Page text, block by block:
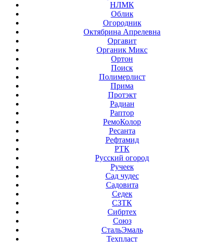
НЛМК
Облик
Огородник
Октябрина Апрелевна
Оргавит
Органик Микс
Ортон
Поиск
Полимерлист
Прима
Протэкт
Радиан
Раптор
РемоКолор
Ресанта
Рефтамид
РТК
Русский огород
Ручеек
Сад чудес
Садовита
Седек
СЗТК
Сибртех
Союз
СтальЭмаль
Техпласт